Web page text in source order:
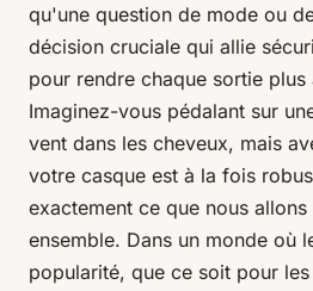
qu'une question de mode ou
décision cruciale qui allie
pour rendre chaque sortie
Imaginez-vous pédalant sur
vent dans les cheveux, mais
votre casque est à la fois
exactement ce que nous
ensemble. Dans un monde où
popularité, que ce soit pour